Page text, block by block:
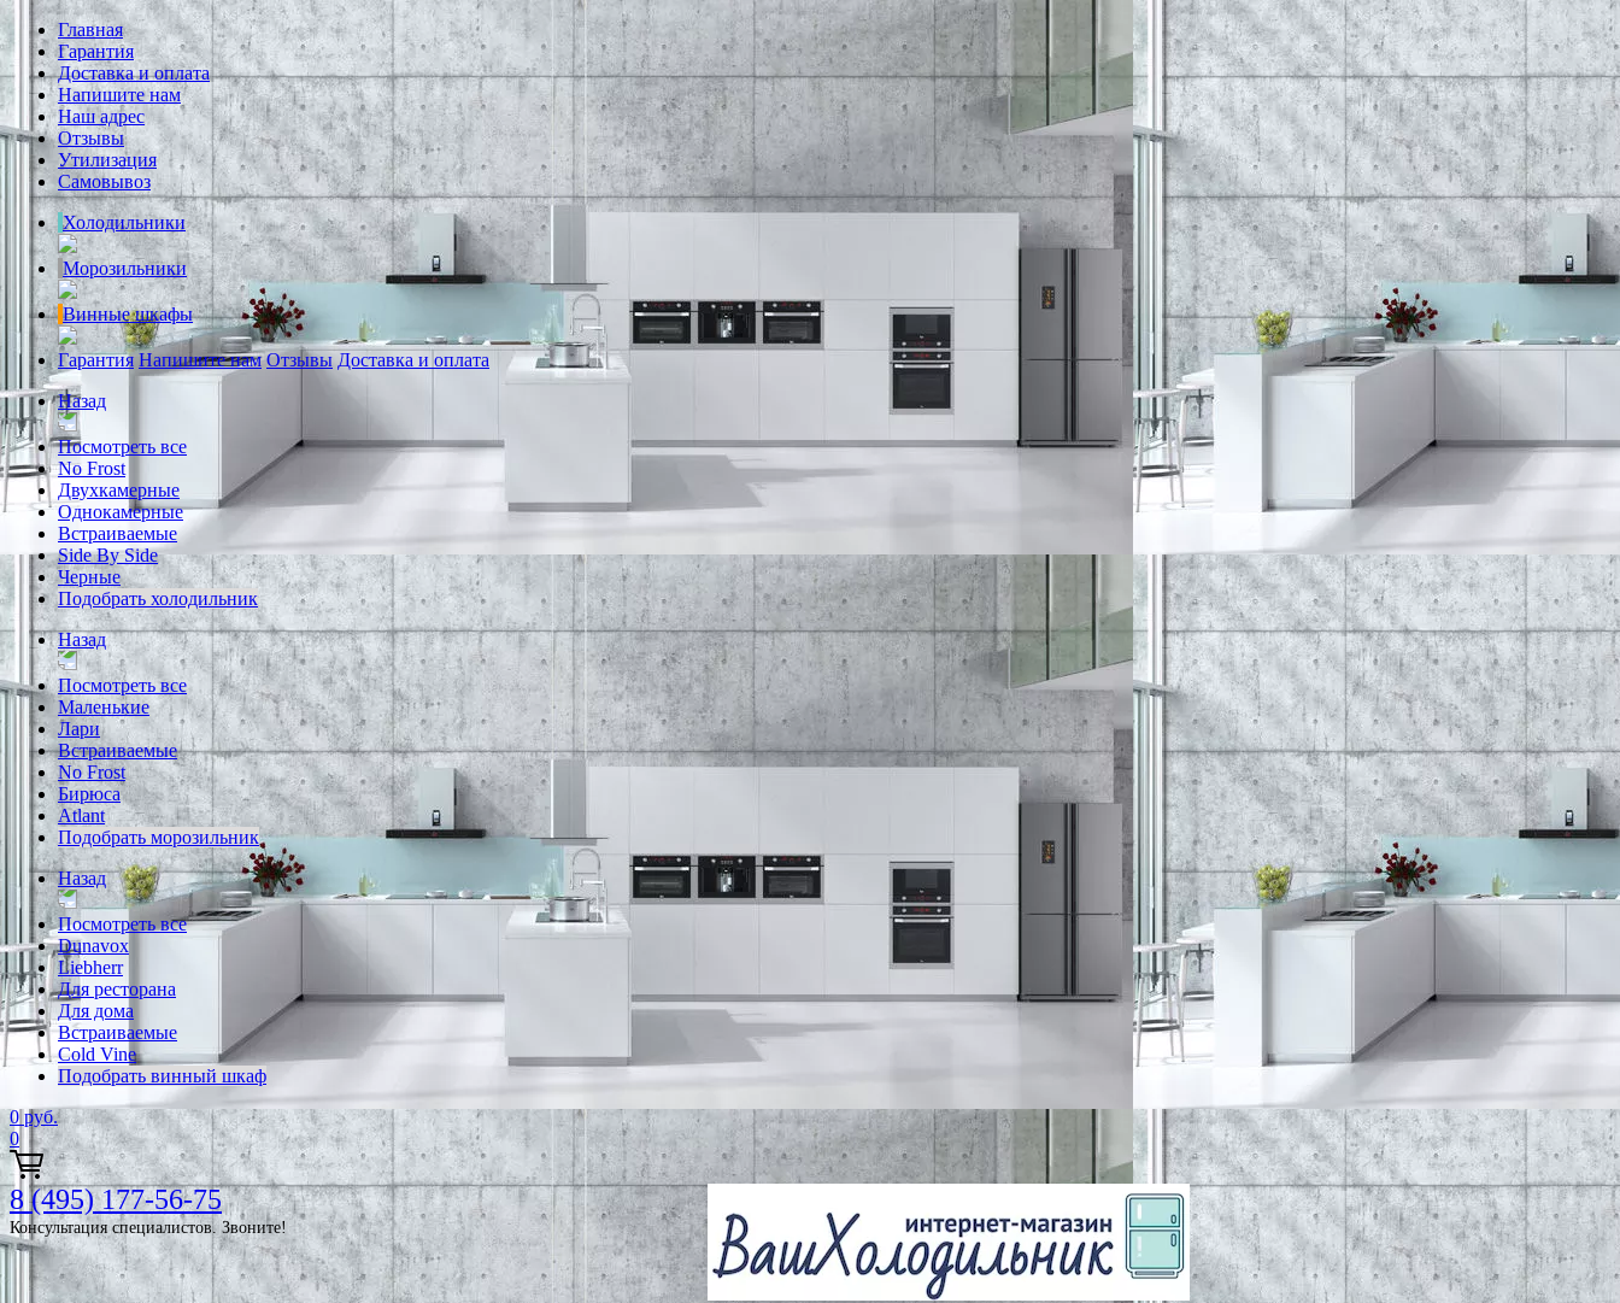
Главная
Гарантия
Доставка и оплата
Напишите нам
Наш адрес
Отзывы
Утилизация
Самовывоз
Холодильники
Морозильники
Винные шкафы
Гарантия Напишите нам Отзывы Доставка и оплата
Назад
Посмотреть все
No Frost
Двухкамерные
Однокамерные
Встраиваемые
Side By Side
Черные
Подобрать холодильник
Назад
Посмотреть все
Маленькие
Лари
Встраиваемые
No Frost
Бирюса
Atlant
Подобрать морозильник
Назад
Посмотреть все
Dunavox
Liebherr
Для ресторана
Для дома
Встраиваемые
Cold Vine
Подобрать винный шкаф
0 руб.
0
8 (495) 177-56-75
Консультация специалистов. Звоните!